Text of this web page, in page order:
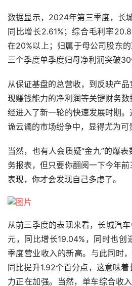
数据显示，2024年第三季度，长
同比增长2.61%；综合毛利率
在20%以上；归属于母公司股东
三个季度单季度归母净利润突破30
从保证基盘的总营收，到反映产
现赚钱能力的净利润等关键财务
经进入了新一轮的快速发展时期
诡云谲的市场纷争中，显得尤为可
当然，也有人会质疑“金九”的爆
务报表，但只要你翻阅一下今年
表现，你才会发现自己多虑了。
从前三季度的表现来看，长城汽
元，同比增长19.04%，同时也创
季度营业收入的新高。与此同时
同比提升1.92个百分点，这意味
力正在加强。当然，单车综合收